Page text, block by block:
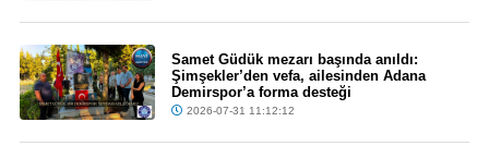
Samet Güdük mezarı başında anıldı:
Şimşekler’den vefa, ailesinden Adana
Demirspor’a forma desteği
2026-07-31 11:12:12